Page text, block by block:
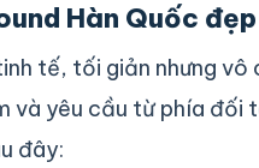
Hàn Quốc
tế, tối giản nhưng
và yêu cầu từ phía đối
đây: